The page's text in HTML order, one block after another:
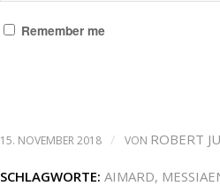
Remember me
15. NOVEMBER 2018 / VON ROBERT
SCHLAGWORTE: AIMARD,